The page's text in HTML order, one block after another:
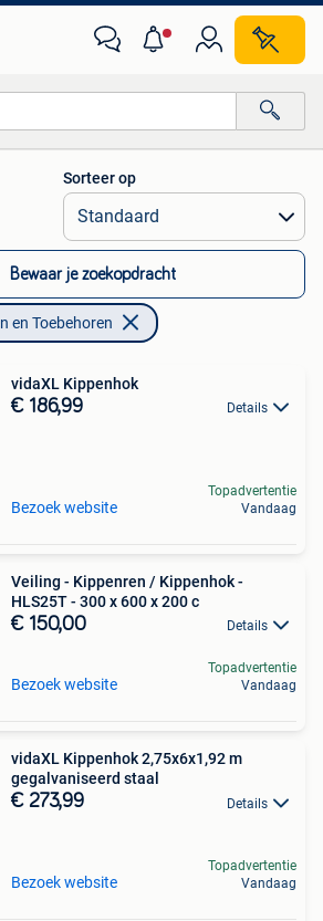
Alle afstanden…
Sorteer op
Bewaar je zoekopdracht
en Toebehoren
vidaXL Kippenhok
€ 186,99 Details
Bezoek website
Topadvertentie
Vandaag
Veiling - Kippenren / Kippenhok -
HLS25T - 300 x 600 x 200 c
€ 150,00 Details
Bezoek website
Topadvertentie
Vandaag
vidaXL Kippenhok 2,75x6x1,92 m
gegalvaniseerd staal
€ 273,99 Details
Bezoek website
Topadvertentie
Vandaag